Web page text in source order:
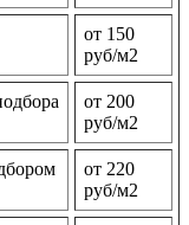
от 150
руб/м2
от 200
руб/м2
от 220
руб/м2